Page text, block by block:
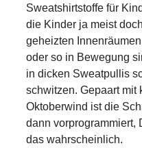
Sweatshirtstoffe für
die Kinder ja meist
geheizten
oder so in Bewegung
in dicken Sweatpullis
schwitzen. Gepaart mit
Oktoberwind ist die
dann vorprogrammiert,
das wahrscheinlich.